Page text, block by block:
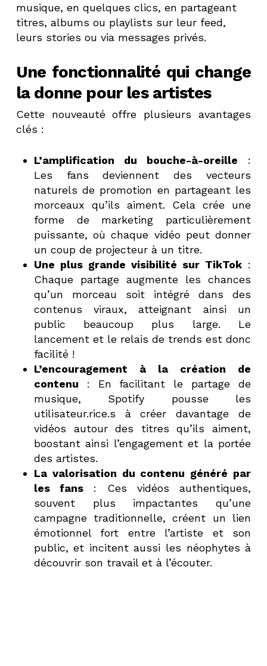
musique, en quelques clics, en partageant
titres, albums ou playlists sur leur feed,
leurs stories ou via messages privés.
Une fonctionnalité qui change
la donne pour les artistes
Cette nouveauté offre plusieurs avantages
clés :
L’amplification du bouche-à-oreille :
Les fans deviennent des vecteurs
naturels de promotion en partageant les
morceaux qu’ils aiment. Cela crée une
forme de marketing particulièrement
puissante, où chaque vidéo peut donner
un coup de projecteur à un titre.
Une plus grande visibilité sur TikTok :
Chaque partage augmente les chances
qu’un morceau soit intégré dans des
contenus viraux, atteignant ainsi un
public beaucoup plus large. Le
lancement et le relais de trends est donc
facilité !
L’encouragement à la création de
contenu : En facilitant le partage de
musique, Spotify pousse les
utilisateur.rice.s à créer davantage de
vidéos autour des titres qu’ils aiment,
boostant ainsi l’engagement et la portée
des artistes.
La valorisation du contenu généré par
les fans : Ces vidéos authentiques,
souvent plus impactantes qu’une
campagne traditionnelle, créent un lien
émotionnel fort entre l’artiste et son
public, et incitent aussi les néophytes à
découvrir son travail et à l’écouter.